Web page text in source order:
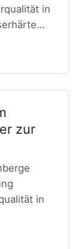
in
zur
in